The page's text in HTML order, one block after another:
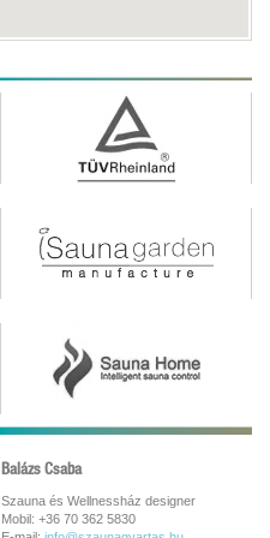
Balázs Csaba
Szauna és Wellnessház designer
Mobil: +36 70 362 5830